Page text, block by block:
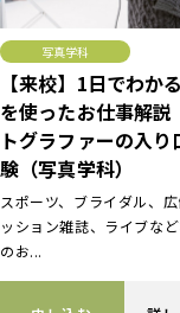
写真学科
【来校】1日でわか
を使ったお仕事解説
トグラファーの入り
験（写真学科）
スポーツ、ブライダル、
ッション雑誌、ライブな
のお...